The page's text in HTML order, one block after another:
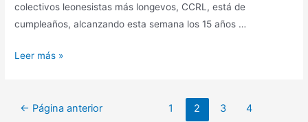
colectivos leonesistas más longevos, CCRL, está de
cumpleaños, alcanzando esta semana los 15 años …
Leer más »
← Página anterior 1 2 3 4